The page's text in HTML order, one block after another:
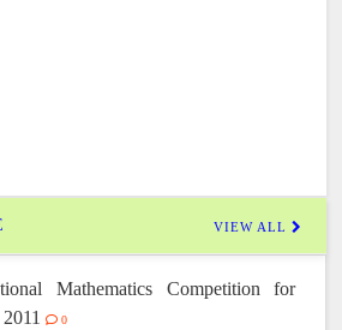
VIEW ALL
Mathematics Competition for
0